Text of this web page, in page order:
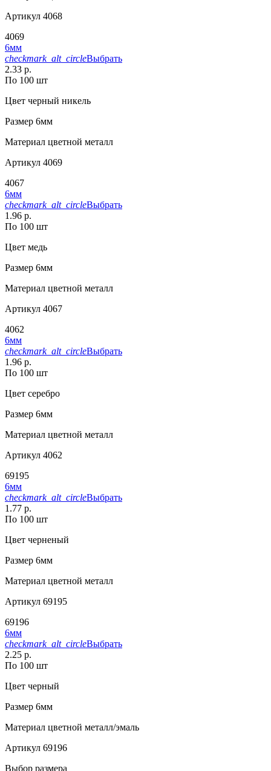
Артикул 4068
4069
6мм
checkmark_alt_circleВыбрать
2.33 р.
По 100 шт
Цвет черный никель
Размер 6мм
Материал цветной металл
Артикул 4069
4067
6мм
checkmark_alt_circleВыбрать
1.96 р.
По 100 шт
Цвет медь
Размер 6мм
Материал цветной металл
Артикул 4067
4062
6мм
checkmark_alt_circleВыбрать
1.96 р.
По 100 шт
Цвет серебро
Размер 6мм
Материал цветной металл
Артикул 4062
69195
6мм
checkmark_alt_circleВыбрать
1.77 р.
По 100 шт
Цвет черненый
Размер 6мм
Материал цветной металл
Артикул 69195
69196
6мм
checkmark_alt_circleВыбрать
2.25 р.
По 100 шт
Цвет черный
Размер 6мм
Материал цветной металл/эмаль
Артикул 69196
Выбор размера